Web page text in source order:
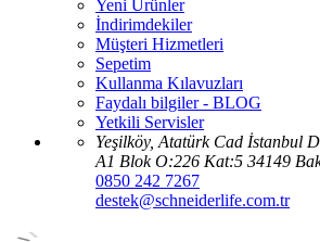
Yeni Ürünler
İndirimdekiler
Müşteri Hizmetleri
Sepetim
Kullanma Kılavuzları
Faydalı bilgiler - BLOG
Yetkili Servisler
Yeşilköy, Atatürk Cad İstanbul
A1 Blok O:226 Kat:5 34149
0850 242 7267
destek@schneiderlife.com.tr